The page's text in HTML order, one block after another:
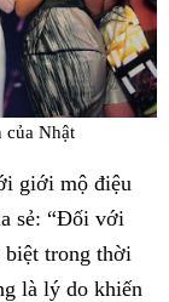
của Nhật
giới mộ điệu
sẻ: “Đối với
biệt trong thời
là lý do khiến